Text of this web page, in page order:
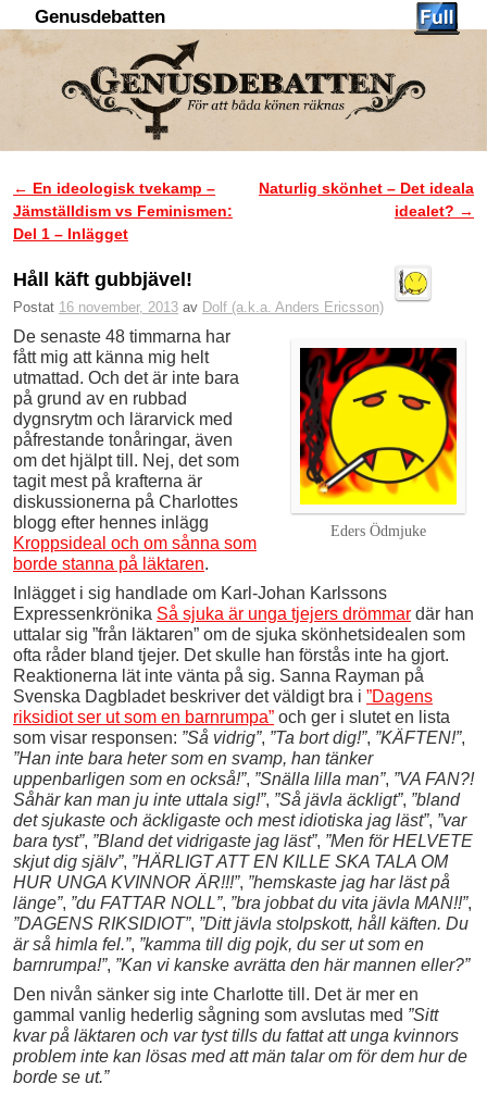
Genusdebatten
Inläggsnavigering
← En ideologisk tvekamp –
Jämställdism vs Feminismen:
Del 1 – Inlägget
Naturlig skönhet – Det ideala
idealet? →
Håll käft gubbjävel!
Postat 16 november, 2013 av Dolf (a.k.a. Anders Ericsson)
Eders Ödmjuke
De senaste 48 timmarna har
fått mig att känna mig helt
utmattad. Och det är inte bara
på grund av en rubbad
dygnsrytm och lärarvick med
påfrestande tonåringar, även
om det hjälpt till. Nej, det som
tagit mest på krafterna är
diskussionerna på Charlottes
blogg efter hennes inlägg
Kroppsideal och om sånna som
borde stanna på läktaren.
Inlägget i sig handlade om Karl-Johan Karlssons
Expressenkrönika Så sjuka är unga tjejers drömmar där han
uttalar sig ”från läktaren” om de sjuka skönhetsidealen som
ofta råder bland tjejer. Det skulle han förstås inte ha gjort.
Reaktionerna lät inte vänta på sig. Sanna Rayman på
Svenska Dagbladet beskriver det väldigt bra i ”Dagens
riksidiot ser ut som en barnrumpa” och ger i slutet en lista
som visar responsen: ”Så vidrig”, ”Ta bort dig!”, ”KÄFTEN!”,
”Han inte bara heter som en svamp, han tänker
uppenbarligen som en också!”, ”Snälla lilla man”, ”VA FAN?!
Såhär kan man ju inte uttala sig!”, ”Så jävla äckligt”, ”bland
det sjukaste och äckligaste och mest idiotiska jag läst”, ”var
bara tyst”, ”Bland det vidrigaste jag läst”, ”Men för HELVETE
skjut dig själv”, ”HÄRLIGT ATT EN KILLE SKA TALA OM
HUR UNGA KVINNOR ÄR!!!”, ”hemskaste jag har läst på
länge”, ”du FATTAR NOLL”, ”bra jobbat du vita jävla MAN!!”,
”DAGENS RIKSIDIOT”, ”Ditt jävla stolpskott, håll käften. Du
är så himla fel.”, ”kamma till dig pojk, du ser ut som en
barnrumpa!”, ”Kan vi kanske avrätta den här mannen eller?”
Den nivån sänker sig inte Charlotte till. Det är mer en
gammal vanlig hederlig sågning som avslutas med ”Sitt
kvar på läktaren och var tyst tills du fattat att unga kvinnors
problem inte kan lösas med att män talar om för dem hur de
borde se ut.”